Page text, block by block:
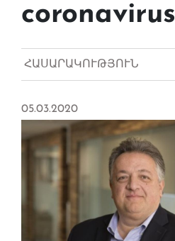
coronavirus
ՀԱՍԱՐԱԿՈՒԹՅՈՒՆ
05.03.2020